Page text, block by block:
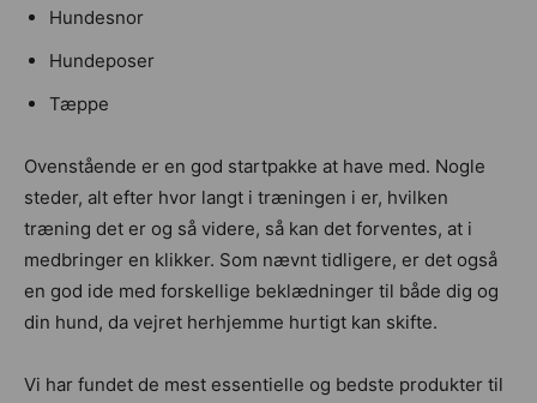
Hundesnor
Hundeposer
Tæppe
Ovenstående er en god startpakke at have med. Nogle
steder, alt efter hvor langt i træningen i er, hvilken
træning det er og så videre, så kan det forventes, at i
medbringer en klikker. Som nævnt tidligere, er det også
en god ide med forskellige beklædninger til både dig og
din hund, da vejret herhjemme hurtigt kan skifte.
Vi har fundet de mest essentielle og bedste produkter til